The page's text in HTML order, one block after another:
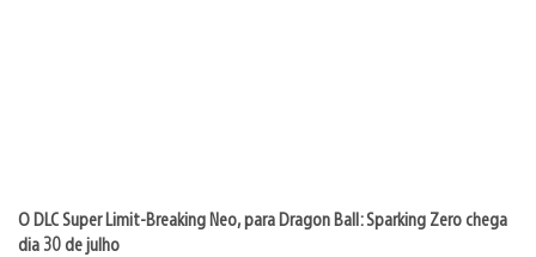
O DLC Super Limit-Breaking Neo, para Dragon Ball: Sparking Zero chega
dia 30 de julho